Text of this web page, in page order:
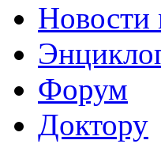
Форум
Доктору